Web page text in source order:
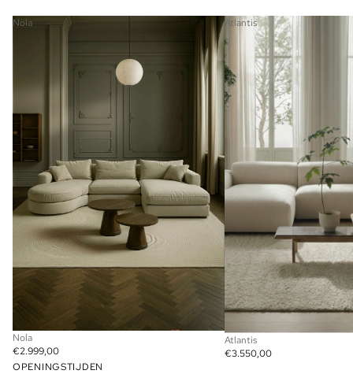
Nola
Nola
€2.999,00
Atlantis
Atlantis
€3.550,00
OPENINGSTIJDEN